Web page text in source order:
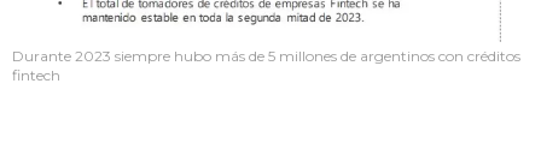
Durante 2023 siempre hubo más de 5 millones de argentinos con créditos
fintech